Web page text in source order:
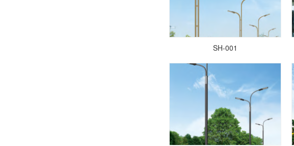
SH-001